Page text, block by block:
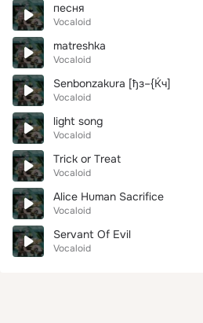
песня
Vocaloid
matreshka
Vocaloid
Senbonzakura [ђз–{Ќч]
Vocaloid
light song
Vocaloid
Trick or Treat
Vocaloid
Alice Human Sacrifice
Vocaloid
Servant Of Evil
Vocaloid